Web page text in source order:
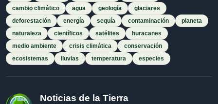
cambio climático
agua geología
glaciares
deforestación
energía sequía contaminación
planeta
naturaleza
científicos satélites
huracanes
medio ambiente
crisis climática
conservación
ecosistemas
lluvias temperatura especies
Noticias de la Tierra